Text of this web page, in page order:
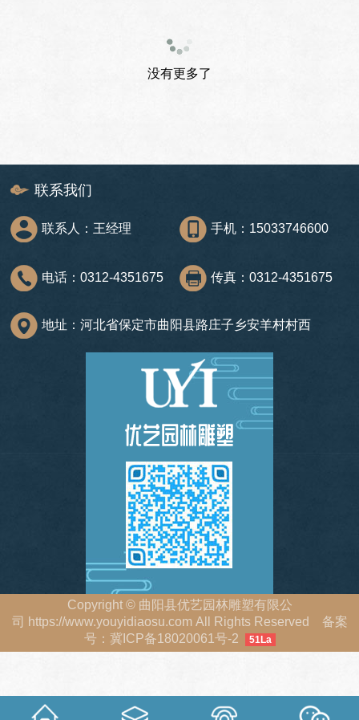
没有更多了
联系我们
联系人：王经理 手机：15033746600
电话：0312-4351675 传真：0312-4351675
地址：河北省保定市曲阳县路庄子乡安羊村村西
Copyright ©曲阳县优艺园林雕塑有限公
司 https://www.youyidiaosu.comAll Rights Reserved 备案
号： 冀ICP备18020061号-2 51La